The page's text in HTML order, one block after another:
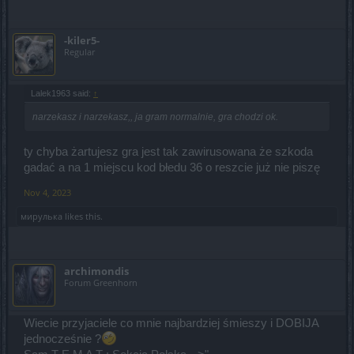
-kiler5-
Regular
Lalek1963 said: ↑
narzekasz i narzekasz,, ja gram normalnie, gra chodzi ok.
ty chyba żartujesz gra jest tak zawirusowana że szkoda
gadać a na 1 miejscu kod błedu 36 o reszcie już nie piszę
Nov 4, 2023
мирулька likes this.
archimondis
Forum Greenhorn
Wiecie przyjaciele co mnie najbardziej śmieszy i DOBIJA
jednocześnie ?